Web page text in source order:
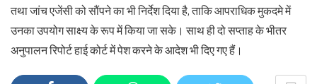
तथा जांच एजेंसी को सौंपने का भी निर्देश दिया है, ताकि आपराधिक मुकदमे में
उनका उपयोग साक्ष्य के रूप में किया जा सके। साथ ही दो सप्ताह के भीतर
अनुपालन रिपोर्ट हाई कोर्ट में पेश करने के आदेश भी दिए गए हैं।